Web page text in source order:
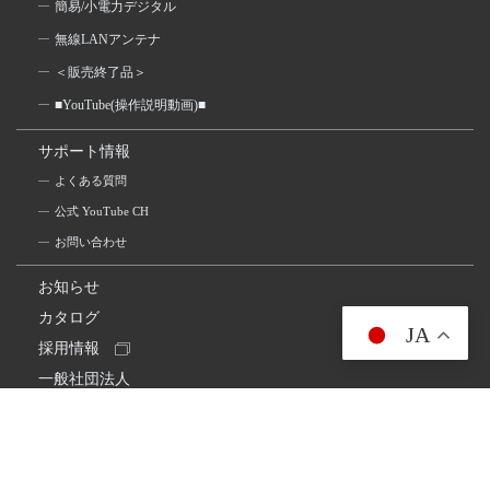
簡易/小電力デジタル
無線LANアンテナ
＜販売終了品＞
■YouTube(操作説明動画)■
サポート情報
よくある質問
公式 YouTube CH
お問い合わせ
お知らせ
カタログ
採用情報
一般社団法人
JA